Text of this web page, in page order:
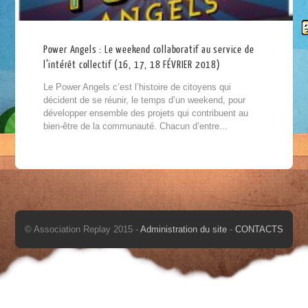
Power Angels : Le weekend collaboratif au service de
l’intérêt collectif (16, 17, 18 FÉVRIER 2018)
Le Power Angels c’est l’histoire de citoyens qui
décident de se réunir, le temps d’un weekend, pour
développer ensemble des projets qui contribuent au
bien-être de la communauté. Chacun d’entre...
© Association Replay 2015 - Administration du site - CONTACTS